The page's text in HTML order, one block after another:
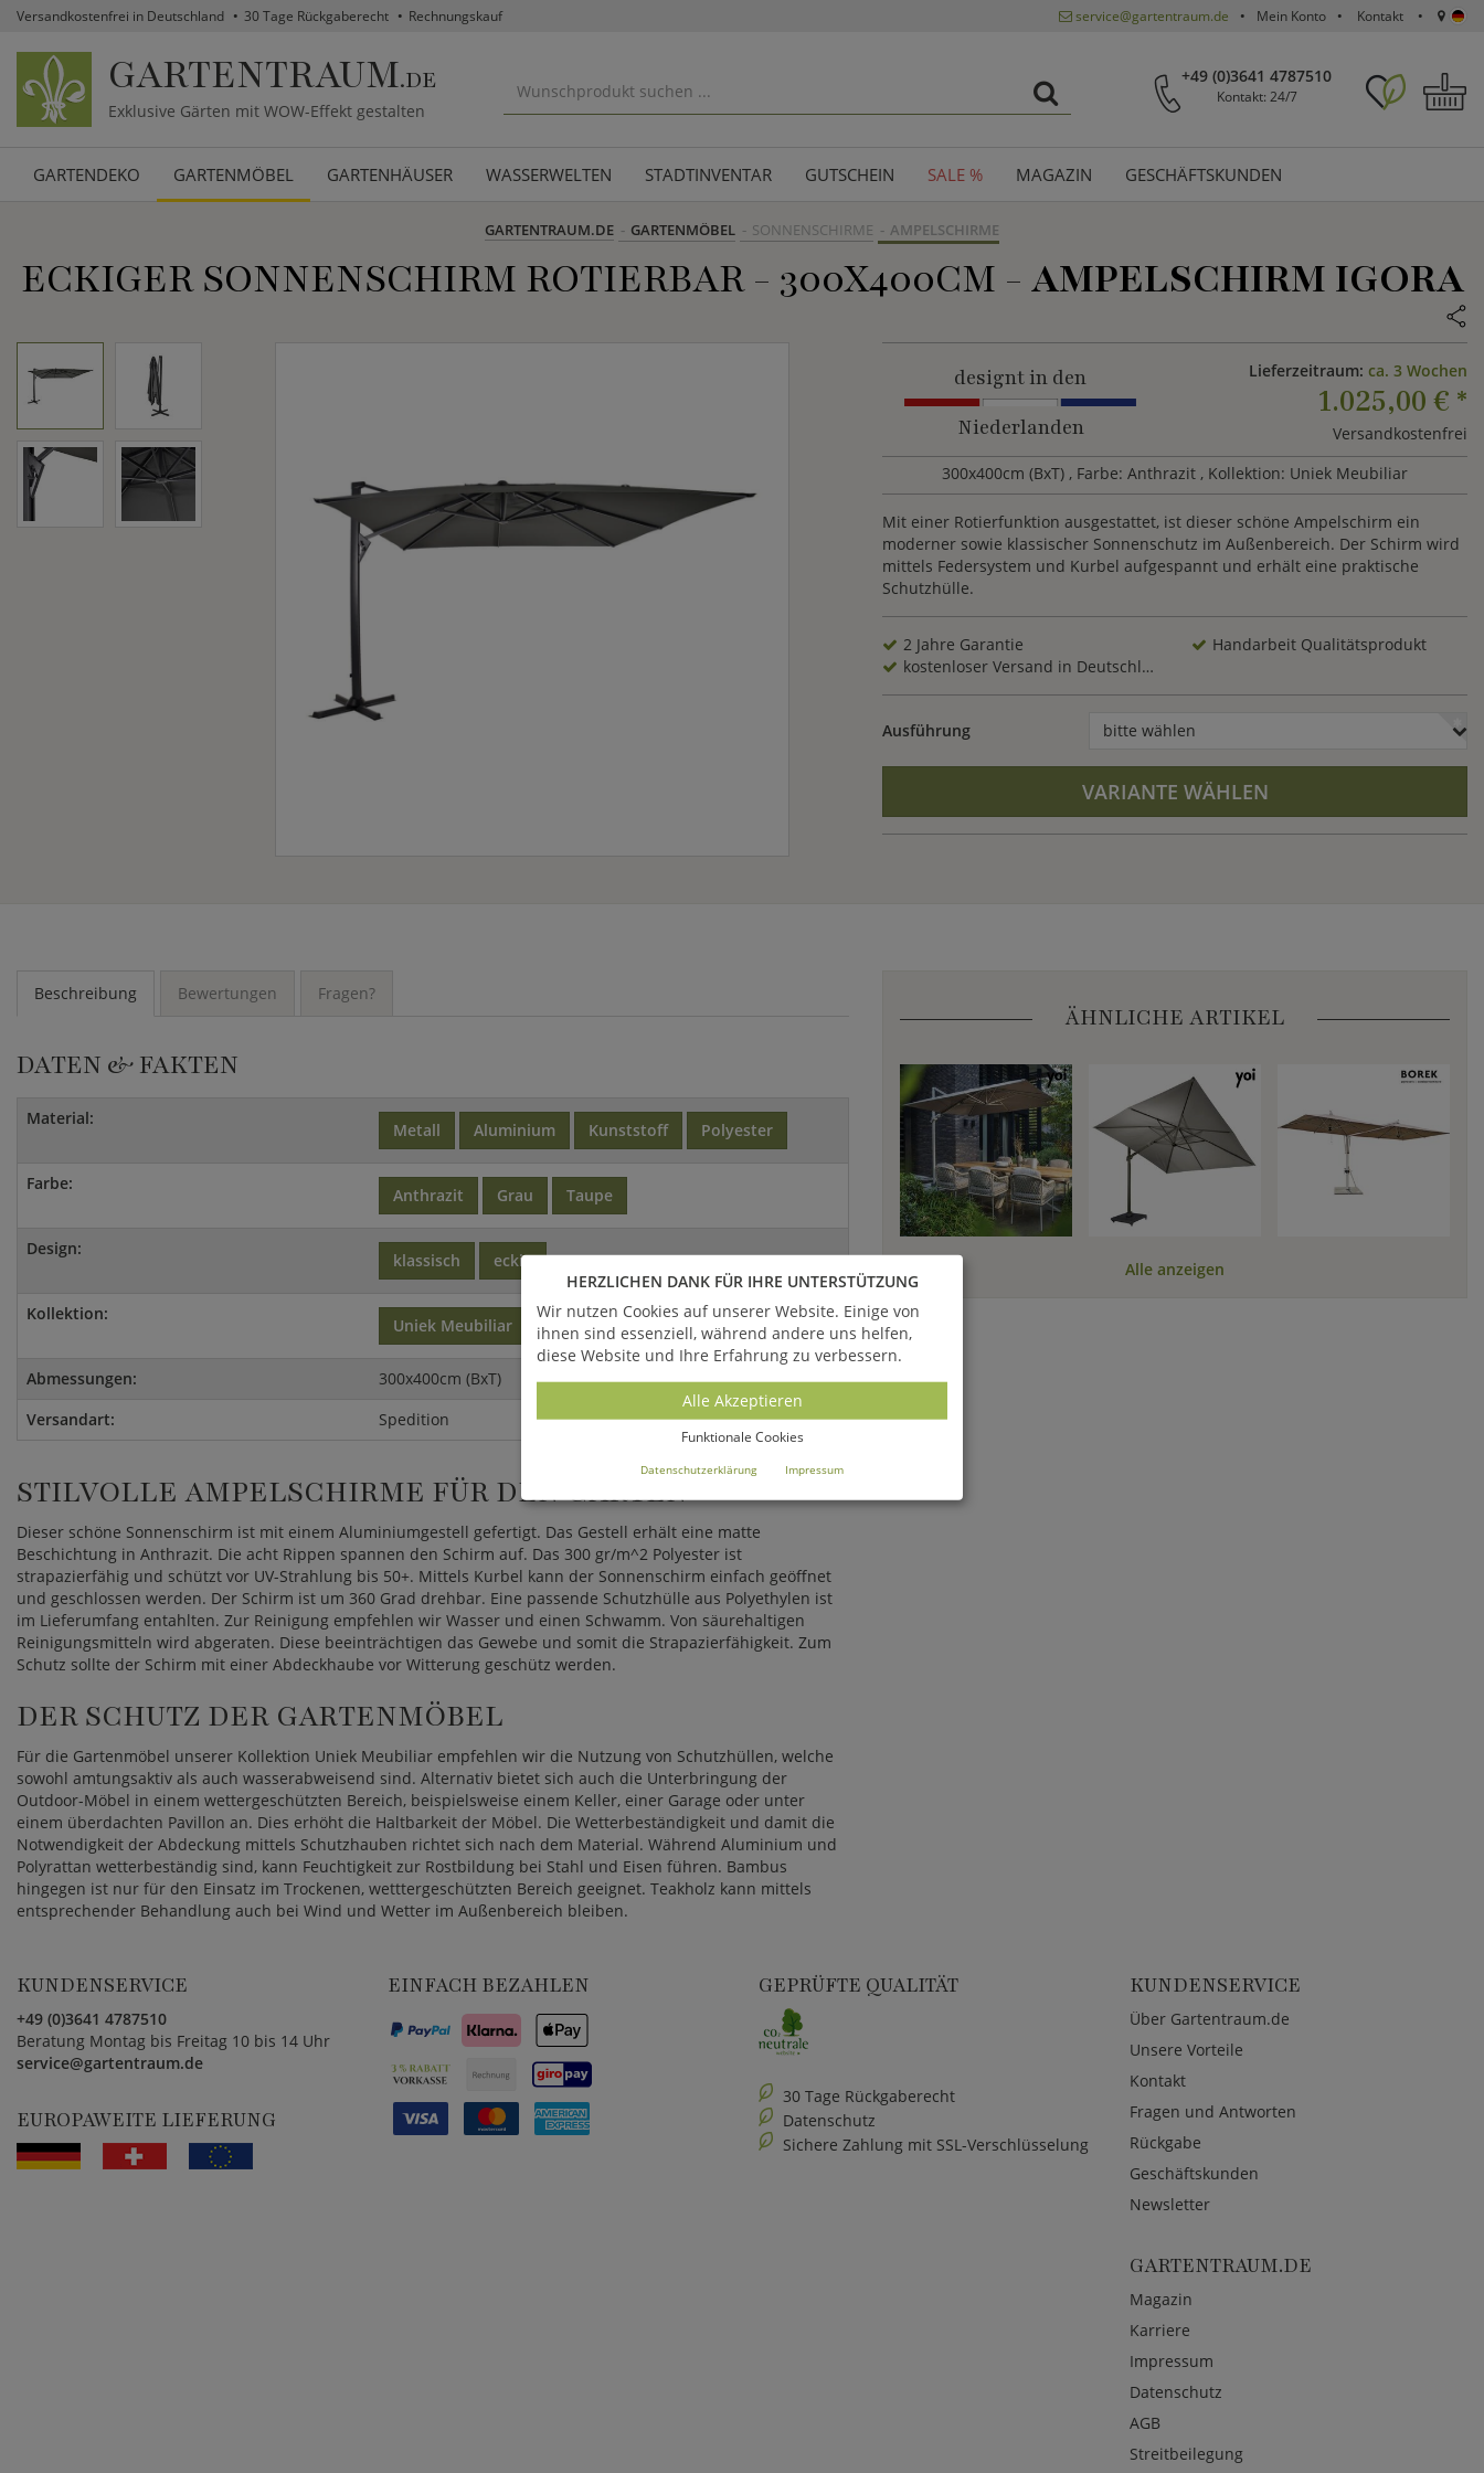
Versandkostenfrei in Deutschland 30 Tage Rückgaberecht Rechnungskauf service@gartentraum.de Mein Konto Kontakt
GARTENTRAUM.DE
Exklusive Gärten mit WOW-Effekt gestalten
+49 (0)3641 4787510
Kontakt: 24/7
GARTENDEKO GARTENMÖBEL GARTENHÄUSER WASSERWELTEN STADTINVENTAR GUTSCHEIN SALE % MAGAZIN GESCHÄFTSKUNDEN
GARTENTRAUM.DE GARTENMÖBEL SONNENSCHIRME AMPELSCHIRME
ECKIGER SONNENSCHIRM ROTIERBAR - 300X400CM - AMPELSCHIRM IGORA
designt in den
Niederlanden
Lieferzeitraum: ca. 3 Wochen
1.025,00 € *
Versandkostenfrei
300x400cm (BxT) , Farbe: Anthrazit , Kollektion: Uniek Meubiliar
Mit einer Rotierfunktion ausgestattet, ist dieser schöne Ampelschirm ein
moderner sowie klassischer Sonnenschutz im Außenbereich. Der Schirm wird
mittels Federsystem und Kurbel aufgespannt und erhält eine praktische
Schutzhülle.
2 Jahre Garantie
Handarbeit Qualitätsprodukt
kostenloser Versand in Deutschland
Ausführung bitte wählen
VARIANTE WÄHLEN
Beschreibung Bewertungen Fragen?
DATEN & FAKTEN
Material:
Metall Aluminium Kunststoff Polyester
Farbe:
Anthrazit Grau Taupe
Design:
klassisch eckig
Kollektion:
Uniek Meubiliar
Abmessungen:
300x400cm (BxT)
Versandart:
Spedition
STILVOLLE AMPELSCHIRME FÜR DEN GARTEN
Dieser schöne Sonnenschirm ist mit einem Aluminiumgestell gefertigt. Das Gestell erhält eine matte
Beschichtung in Anthrazit. Die acht Rippen spannen den Schirm auf. Das 300 gr/m^2 Polyester ist
strapazierfähig und schützt vor UV-Strahlung bis 50+. Mittels Kurbel kann der Sonnenschirm einfach geöffnet
und geschlossen werden. Der Schirm ist um 360 Grad drehbar. Eine passende Schutzhülle aus Polyethylen ist
im Lieferumfang entahlten. Zur Reinigung empfehlen wir Wasser und einen Schwamm. Von säurehaltigen
Reinigungsmitteln wird abgeraten. Diese beeinträchtigen das Gewebe und somit die Strapazierfähigkeit. Zum
Schutz sollte der Schirm mit einer Abdeckhaube vor Witterung geschütz werden.
DER SCHUTZ DER GARTENMÖBEL
Für die Gartenmöbel unserer Kollektion Uniek Meubiliar empfehlen wir die Nutzung von Schutzhüllen, welche
sowohl amtungsaktiv als auch wasserabweisend sind. Alternativ bietet sich auch die Unterbringung der
Outdoor-Möbel in einem wettergeschützten Bereich, beispielsweise einem Keller, einer Garage oder unter
einem überdachten Pavillon an. Dies erhöht die Haltbarkeit der Möbel. Die Wetterbeständigkeit und damit die
Notwendigkeit der Abdeckung mittels Schutzhauben richtet sich nach dem Material. Während Aluminium und
Polyrattan wetterbeständig sind, kann Feuchtigkeit zur Rostbildung bei Stahl und Eisen führen. Bambus
hingegen ist nur für den Einsatz im Trockenen, wetttergeschützten Bereich geeignet. Teakholz kann mittels
entsprechender Behandlung auch bei Wind und Wetter im Außenbereich bleiben.
ÄHNLICHE ARTIKEL
Alle anzeigen
KUNDENSERVICE
+49 (0)3641 4787510
Beratung Montag bis Freitag 10 bis 14 Uhr
service@gartentraum.de
EUROPAWEITE LIEFERUNG
EINFACH BEZAHLEN GEPRÜFTE QUALITÄT
30 Tage Rückgaberecht
Datenschutz
Sichere Zahlung mit SSL-Verschlüsselung
KUNDENSERVICE
Über Gartentraum.de
Unsere Vorteile
Kontakt
Fragen und Antworten
Rückgabe
Geschäftskunden
Newsletter
GARTENTRAUM.DE
Magazin
Karriere
Impressum
Datenschutz
AGB
Streitbeilegung
HERZLICHEN DANK FÜR IHRE UNTERSTÜTZUNG
Wir nutzen Cookies auf unserer Website. Einige von
ihnen sind essenziell, während andere uns helfen,
diese Website und Ihre Erfahrung zu verbessern.
Alle Akzeptieren
Funktionale Cookies
Datenschutzerklärung Impressum